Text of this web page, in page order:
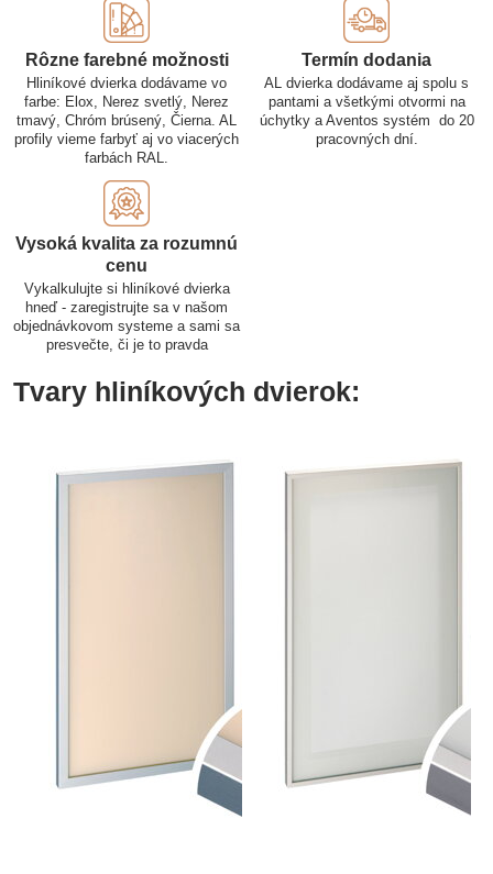
Rôzne farebné možnosti
Hliníkové dvierka dodávame vo
farbe: Elox, Nerez svetlý, Nerez
tmavý, Chróm brúsený, Čierna. AL
profily vieme farbyť aj vo viacerých
farbách RAL.
Termín dodania
AL dvierka dodávame aj spolu s
pantami a všetkými otvormi na
úchytky a Aventos systém do 20
pracovných dní.
Vysoká kvalita za rozumnú
cenu
Vykalkulujte si hliníkové dvierka
hneď - zaregistrujte sa v našom
objednávkovom systeme a sami sa
presvečte, či je to pravda
Tvary hliníkových dvierok: